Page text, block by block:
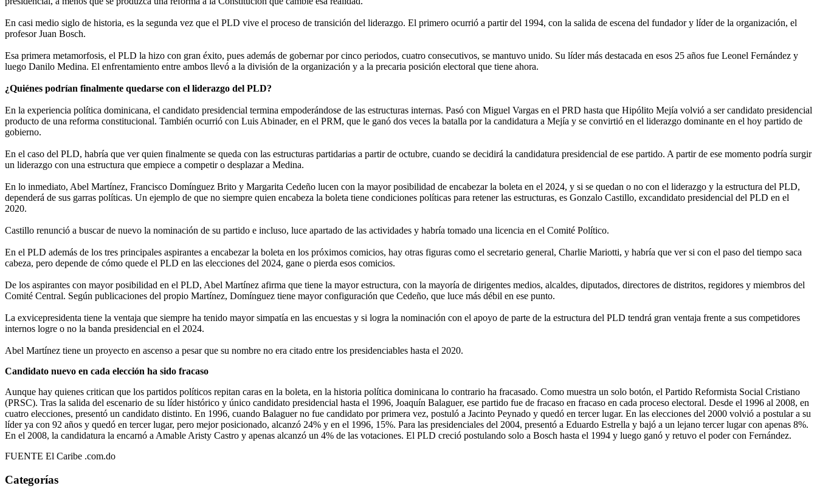
En casi medio siglo de historia, es la segunda vez que el PLD vive el proceso de transición del liderazgo. El primero ocurrió a partir del 1994, con la salida de escena del fundador y líder de la organización, el
profesor Juan Bosch.
Esa primera metamorfosis, el PLD la hizo con gran éxito, pues además de gobernar por cinco periodos, cuatro consecutivos, se mantuvo unido. Su líder más destacada en esos 25 años fue Leonel Fernández y
luego Danilo Medina. El enfrentamiento entre ambos llevó a la división de la organización y a la precaria posición electoral que tiene ahora.
¿Quiénes podrían finalmente quedarse con el liderazgo del PLD?
En la experiencia política dominicana, el candidato presidencial termina empoderándose de las estructuras internas. Pasó con Miguel Vargas en el PRD hasta que Hipólito Mejía volvió a ser candidato presidencial
producto de una reforma constitucional. También ocurrió con Luis Abinader, en el PRM, que le ganó dos veces la batalla por la candidatura a Mejía y se convirtió en el liderazgo dominante en el hoy partido de
gobierno.
En el caso del PLD, habría que ver quien finalmente se queda con las estructuras partidarias a partir de octubre, cuando se decidirá la candidatura presidencial de ese partido. A partir de ese momento podría surgir
un liderazgo con una estructura que empiece a competir o desplazar a Medina.
En lo inmediato, Abel Martínez, Francisco Domínguez Brito y Margarita Cedeño lucen con la mayor posibilidad de encabezar la boleta en el 2024, y si se quedan o no con el liderazgo y la estructura del PLD,
dependerá de sus garras políticas. Un ejemplo de que no siempre quien encabeza la boleta tiene condiciones políticas para retener las estructuras, es Gonzalo Castillo, excandidato presidencial del PLD en el
2020.
Castillo renunció a buscar de nuevo la nominación de su partido e incluso, luce apartado de las actividades y habría tomado una licencia en el Comité Político.
En el PLD además de los tres principales aspirantes a encabezar la boleta en los próximos comicios, hay otras figuras como el secretario general, Charlie Mariotti, y habría que ver si con el paso del tiempo saca
cabeza, pero depende de cómo quede el PLD en las elecciones del 2024, gane o pierda esos comicios.
De los aspirantes con mayor posibilidad en el PLD, Abel Martínez afirma que tiene la mayor estructura, con la mayoría de dirigentes medios, alcaldes, diputados, directores de distritos, regidores y miembros del
Comité Central. Según publicaciones del propio Martínez, Domínguez tiene mayor configuración que Cedeño, que luce más débil en ese punto.
La exvicepresidenta tiene la ventaja que siempre ha tenido mayor simpatía en las encuestas y si logra la nominación con el apoyo de parte de la estructura del PLD tendrá gran ventaja frente a sus competidores
internos logre o no la banda presidencial en el 2024.
Abel Martínez tiene un proyecto en ascenso a pesar que su nombre no era citado entre los presidenciables hasta el 2020.
Candidato nuevo en cada elección ha sido fracaso
Aunque hay quienes critican que los partidos políticos repitan caras en la boleta, en la historia política dominicana lo contrario ha fracasado. Como muestra un solo botón, el Partido Reformista Social Cristiano
(PRSC). Tras la salida del escenario de su líder histórico y único candidato presidencial hasta el 1996, Joaquín Balaguer, ese partido fue de fracaso en fracaso en cada proceso electoral. Desde el 1996 al 2008, en
cuatro elecciones, presentó un candidato distinto. En 1996, cuando Balaguer no fue candidato por primera vez, postuló a Jacinto Peynado y quedó en tercer lugar. En las elecciones del 2000 volvió a postular a su
líder ya con 92 años y quedó en tercer lugar, pero mejor posicionado, alcanzó 24% y en el 1996, 15%. Para las presidenciales del 2004, presentó a Eduardo Estrella y bajó a un lejano tercer lugar con apenas 8%.
En el 2008, la candidatura la encarnó a Amable Aristy Castro y apenas alcanzó un 4% de las votaciones. El PLD creció postulando solo a Bosch hasta el 1994 y luego ganó y retuvo el poder con Fernández.
FUENTE El Caribe .com.do
Categorías